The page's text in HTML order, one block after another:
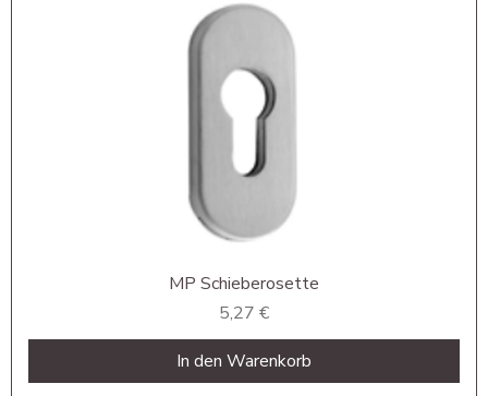
MP Schieberosette
Preis
5,27 €
In den Warenkorb